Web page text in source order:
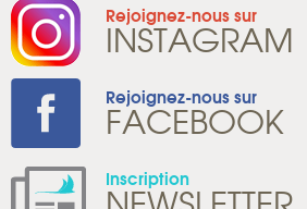
Rejoignez-nous sur
INSTAGRAM
Rejoignez-nous sur
FACEBOOK
Inscription